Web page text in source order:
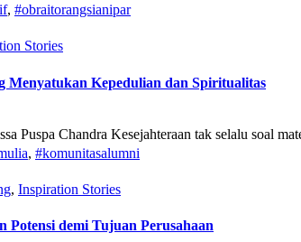
, #obraitorangsianipar
Stories
Kepedulian dan Spiritualitas
Puspa Chandra Kesejahteraan tak selalu soal
, #komunitasalumni
, Inspiration Stories
Potensi demi Tujuan Perusahaan